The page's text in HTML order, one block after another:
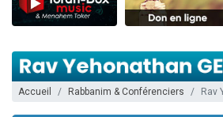
Odaya vient de donner
3 personnes viennent de faire un
Accueil Rabbanim & Conférenciers Rav